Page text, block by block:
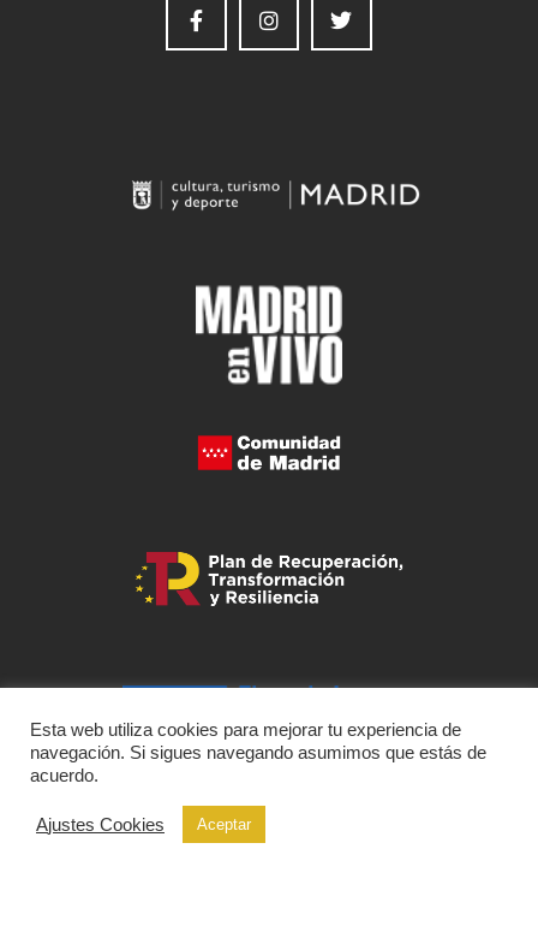
Esta web utiliza cookies para mejorar tu experiencia de
navegación. Si sigues navegando asumimos que estás de
acuerdo.
Ajustes Cookies Aceptar